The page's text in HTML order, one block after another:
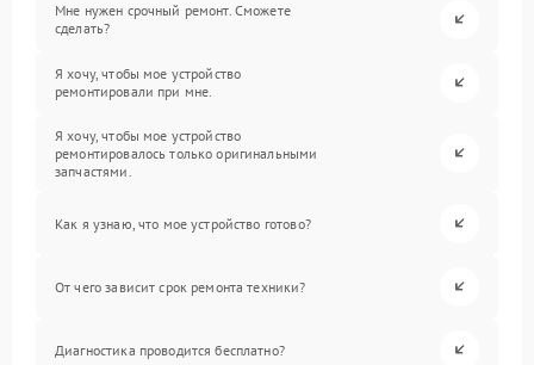
Мне нужен срочный ремонт. Сможете
сделать?
Я хочу, чтобы мое устройство
ремонтировали при мне.
Я хочу, чтобы мое устройство
ремонтировалось только оригинальными
запчастями.
Как я узнаю, что мое устройство готово?
От чего зависит срок ремонта техники?
Диагностика проводится бесплатно?